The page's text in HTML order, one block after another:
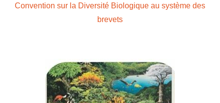
Convention sur la Diversité Biologique au système des
brevets